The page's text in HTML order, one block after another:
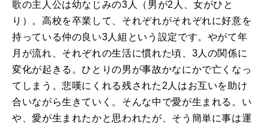
歌の主人公は幼なじみの3 人（男が2 人、女がひと
り）。高校を卒業して、それぞれがそれぞれに好意を
持っている仲の良い3人組という設定です。やがて年
月が流れ、それぞれの生活に慣れた頃、 3人の関係に
変化が起きる。ひとりの男が事故かなにかで亡くなっ
てしまう。悲嘆にくれる残された 2 人はお互いを助け
合いながら生きていく。そんな中で愛が生まれる。い
や、愛が生まれたかと思われたが、そう簡単に事は運